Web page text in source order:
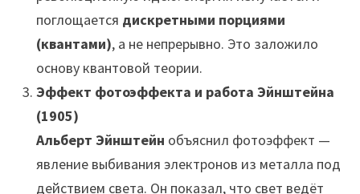
поглощается дискретными порциями
(квантами), а не непрерывно. Это заложило
основу квантовой теории.
Эффект фотоэффекта и работа Эйнштейна
(1905)
Альберт Эйнштейн объяснил фотоэффект —
явление выбивания электронов из металла под
действием света. Он показал, что свет ведёт